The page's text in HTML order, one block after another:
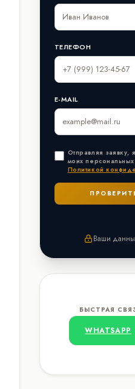
ТЕЛЕФОН
E-MAIL
Отправляя заявку,
моих персональных
Политикой
Ваши
БЫСТРАЯ
WHATSAPP